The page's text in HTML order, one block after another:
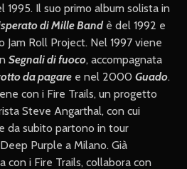
1995. Il suo primo album solista in
di Mille Bandè del 1992 e
Roll Project. Nel 1997 viene
Segnali di fuoco, accompagnata
da pagare e nel 2000Guado.
con i Fire Trails, un progetto
Steve Angarthal, con cui
da subito partono in tour
Purple a Milano. Già
con i Fire Trails, collabora con